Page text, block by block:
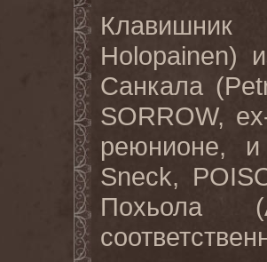
Holopainen)
Санкала
SORROW,
реюнионе,
Sneck,
Похьола